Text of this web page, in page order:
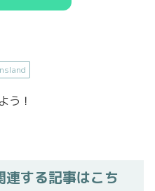
う！
する記事はこち